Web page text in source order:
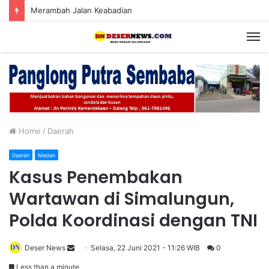
Merambah Jalan Keabadian
Home / Daerah
Daerah Medan
Kasus Penembakan
Wartawan di Simalungun,
Polda Koordinasi dengan TNI
Deser News Selasa, 22 Juni 2021 - 11:26 WIB 0
Less than a minute